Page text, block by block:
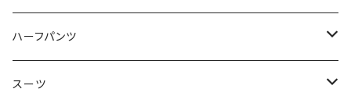
50/XL～
48/L
50/XL～
46/M
48/L
～44/S
46/M
ハーフパンツ
～44/S
スーツ